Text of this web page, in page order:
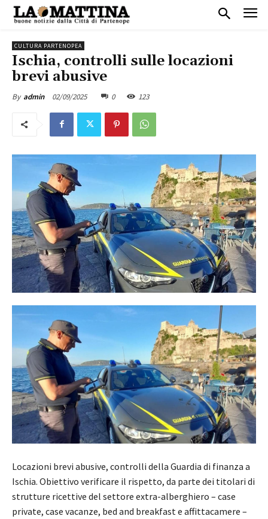
CULTURA PARTENOPEA
Ischia, controlli sulle locazioni
brevi abusive
By admin 02/09/2025 0 123
Locazioni brevi abusive, controlli della Guardia di finanza a
Ischia. Obiettivo verificare il rispetto, da parte dei titolari di
strutture ricettive del settore extra-alberghiero – case
private, case vacanze, bed and breakfast e affittacamere –